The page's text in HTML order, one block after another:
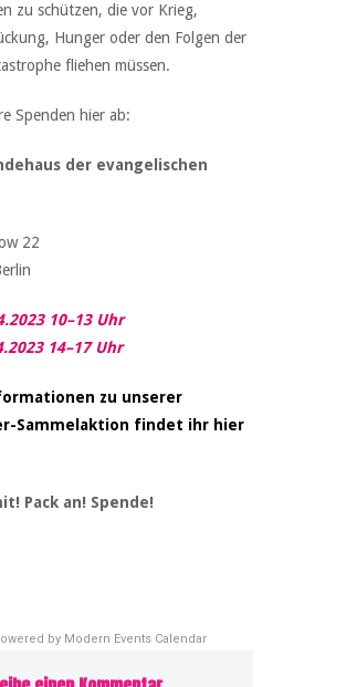
zu schützen, die vor Krieg,
Hunger oder den Folgen der
fliehen müssen.
Spenden hier ab:
der evangelischen
22
10–13 Uhr
14–17 Uhr
zu unserer
Sammelaktion findet ihr hier
Pack an! Spende!
by Modern Events Calendar